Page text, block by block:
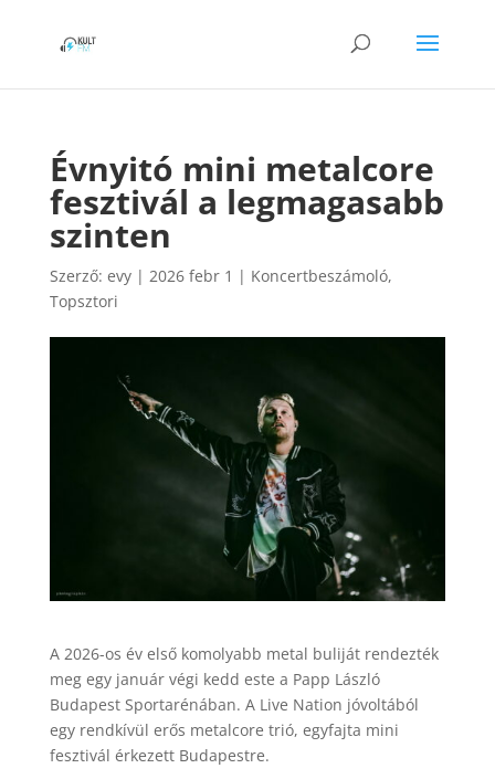
Évnyitó mini metalcore
fesztivál a legmagasabb
szinten
Szerző: evy| 2026 febr 1 | Koncertbeszámoló,
Topsztori
A 2026-os év első komolyabb metal buliját rendezték
meg egy január végi kedd este a Papp László
Budapest Sportarénában. A Live Nation jóvoltából
egy rendkívül erős metalcore trió, egyfajta mini
fesztivál érkezett Budapestre.